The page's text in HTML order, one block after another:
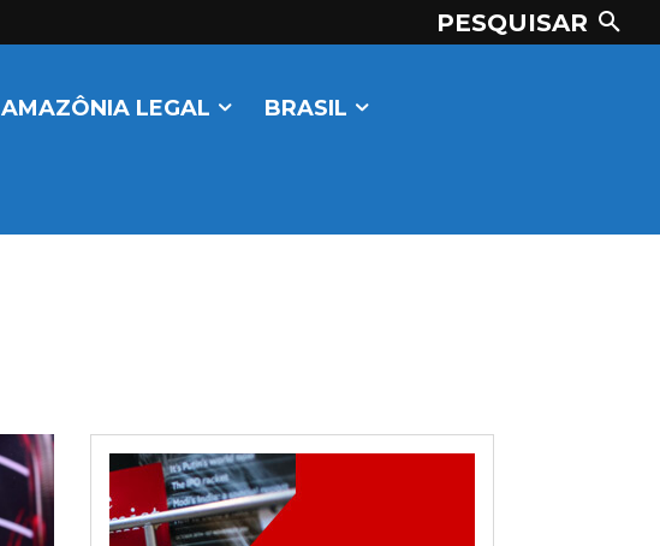
PESQUISAR
AMAZÔNIA LEGAL BRASIL